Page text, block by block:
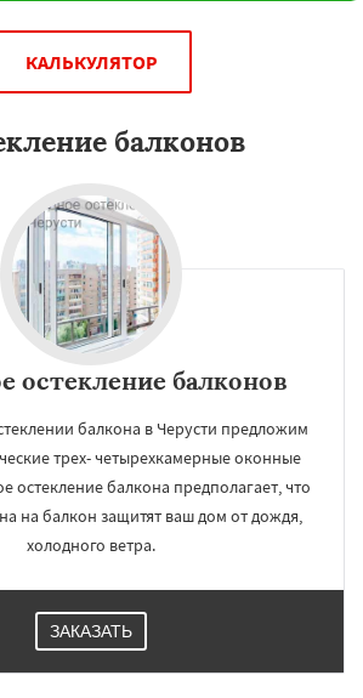
КАЛЬКУЛЯТОР
балконов
остекление балконов
балкона в Черусти предложим
трех- четырехкамерные оконные
остекление балкона предполагает, что
на балкон защитят ваш дом от дождя,
холодного ветра.
ЗАКАЗАТЬ